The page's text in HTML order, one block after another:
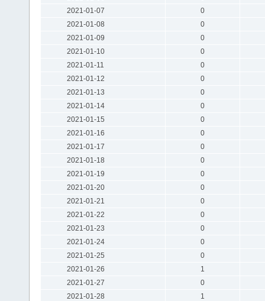
2021-01-07
0
2021-01-08
0
2021-01-09
0
2021-01-10
0
2021-01-11
0
2021-01-12
0
2021-01-13
0
2021-01-14
0
2021-01-15
0
2021-01-16
0
2021-01-17
0
2021-01-18
0
2021-01-19
0
2021-01-20
0
2021-01-21
0
2021-01-22
0
2021-01-23
0
2021-01-24
0
2021-01-25
0
2021-01-26
1
2021-01-27
0
2021-01-28
1